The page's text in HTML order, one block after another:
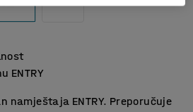
ENTRY
namještaja ENTRY. Preporučuje